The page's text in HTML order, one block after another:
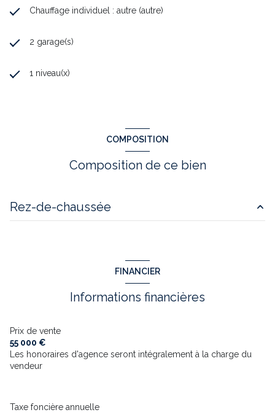
Chauffage individuel : autre (autre)
2 garage(s)
1 niveau(x)
COMPOSITION
Composition de ce bien
Rez-de-chaussée
FINANCIER
Informations financières
Prix de vente
55 000 €
Les honoraires d'agence seront intégralement à la charge du
vendeur
Taxe foncière annuelle